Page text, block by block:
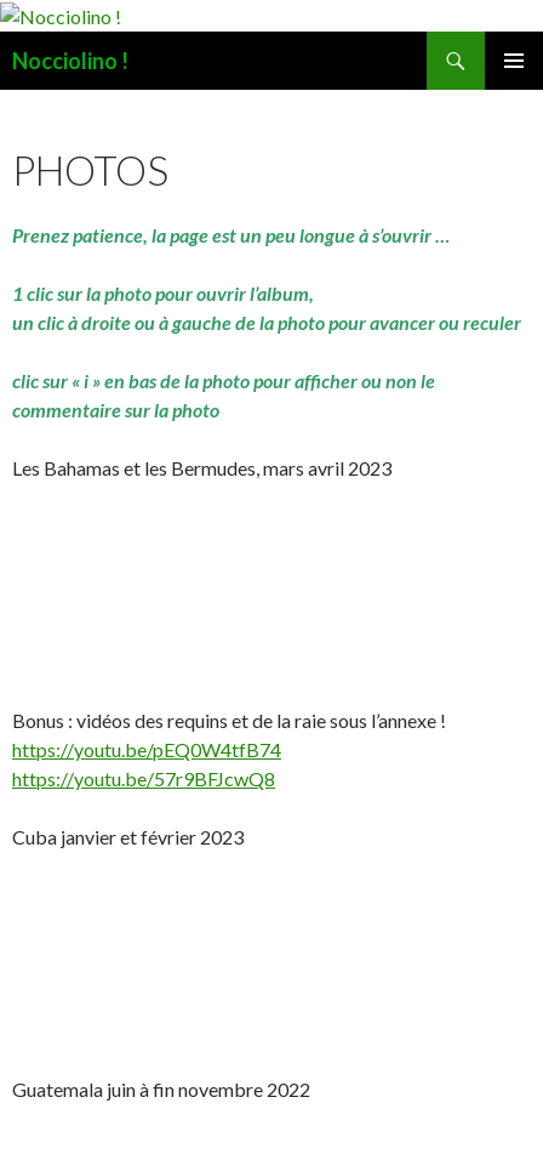
Nocciolino !
PHOTOS
Prenez patience, la page est un peu longue à s’ouvrir …
1 clic sur la photo pour ouvrir l’album,
un clic à droite ou à gauche de la photo pour avancer ou reculer
clic sur « i » en bas de la photo pour afficher ou non le
commentaire sur la photo
Les Bahamas et les Bermudes, mars avril 2023
Bonus : vidéos des requins et de la raie sous l’annexe !
https://youtu.be/pEQ0W4tfB74
https://youtu.be/57r9BFJcwQ8
Cuba janvier et février 2023
Guatemala juin à fin novembre 2022